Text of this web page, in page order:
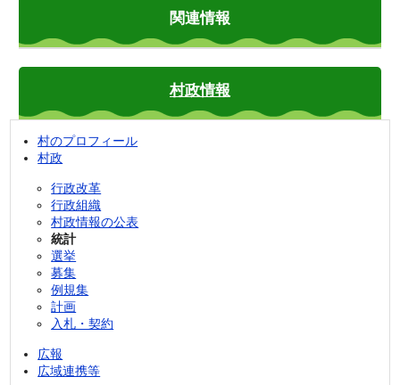
関連情報
村政情報
村のプロフィール
村政
行政改革
行政組織
村政情報の公表
統計
選挙
募集
例規集
計画
入札・契約
広報
広域連携等